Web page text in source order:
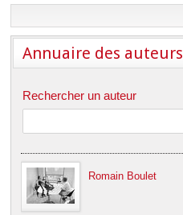
Annuaire des auteurs
Rechercher un auteur
Romain Boulet